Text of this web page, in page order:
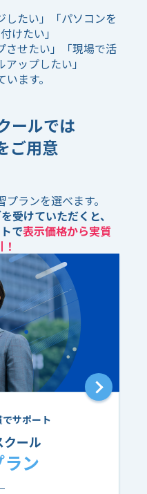
したい」「パソコンを
けたい」
させたい」「現場で活
ップしたい」
ます。
ールでは
ご用意
ランを選べます。
受けていただくと、
で表示価格から実質
サポート
ール
ン